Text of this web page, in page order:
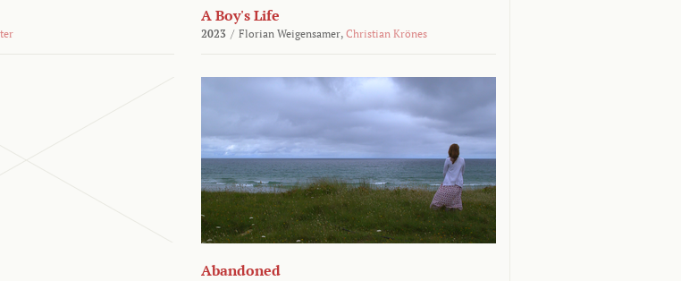
A Boy's Life
2023 / Florian Weigensamer, Christian Krönes
Abandoned